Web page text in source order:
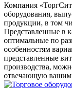
Компания
оборудования,
продукции, в том
Представленные в
оптимальные по
особенностям
представленные
производства,
отвечающую вашим